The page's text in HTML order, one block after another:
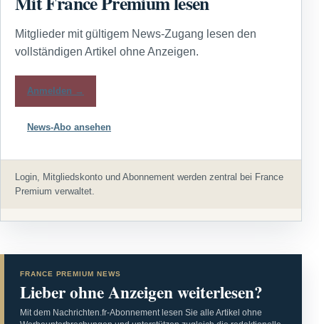
Mitglieder mit gültigem News-Zugang lesen den
vollständigen Artikel ohne Anzeigen.
Anmelden →
News-Abo ansehen
Login, Mitgliedskonto und Abonnement werden zentral bei France
Premium verwaltet.
FRANCE PREMIUM NEWS
Lieber ohne Anzeigen weiterlesen?
Mit dem Nachrichten.fr-Abonnement lesen Sie alle Artikel ohne